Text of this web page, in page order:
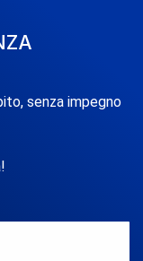
senza impegno